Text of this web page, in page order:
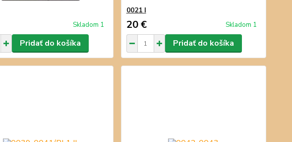
Skladom 1
Pridať do košíka
0021 I
20 € Skladom 1
Pridať do košíka